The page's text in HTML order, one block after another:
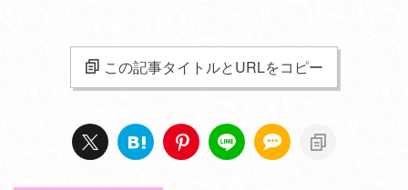
この記事タイトルとURLをコピー